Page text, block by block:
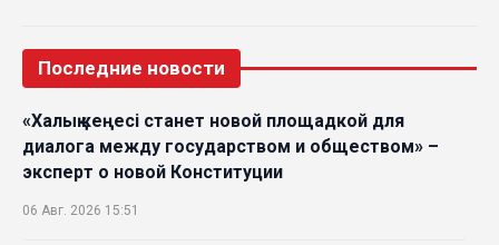
Последние новости
«Халық кеңесі станет новой площадкой для
диалога между государством и обществом» –
эксперт о новой Конституции
06 Авг. 2026 15:51